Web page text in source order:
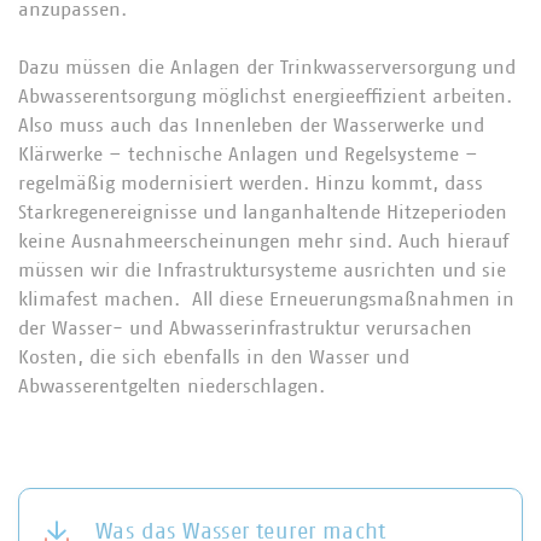
anzupassen.
Dazu müssen die Anlagen der Trinkwasserversorgung und
Abwasserentsorgung möglichst energieeffizient arbeiten.
Also muss auch das Innenleben der Wasserwerke und
Klärwerke – technische Anlagen und Regelsysteme –
regelmäßig modernisiert werden. Hinzu kommt, dass
Starkregenereignisse und langanhaltende Hitzeperioden
keine Ausnahmeerscheinungen mehr sind. Auch hierauf
müssen wir die Infrastruktursysteme ausrichten und sie
klimafest machen. All diese Erneuerungsmaßnahmen in
der Wasser- und Abwasserinfrastruktur verursachen
Kosten, die sich ebenfalls in den Wasser und
Abwasserentgelten niederschlagen.
Was das Wasser teurer macht